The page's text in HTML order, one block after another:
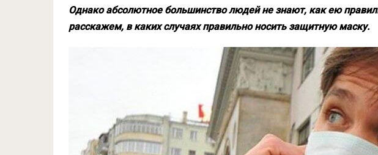
Однако абсолютное большинство людей не знают, как ею
расскажем, в каких случаях правильно носить защитную маску.